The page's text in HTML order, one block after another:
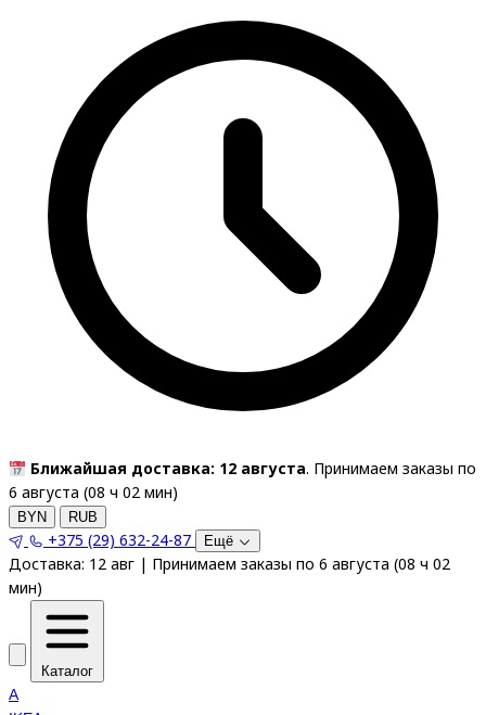
Ближайшая доставка: 12 августа. Принимаем заказы по
6 августа (08 ч 02 мин)
BYN RUB
+375 (29) 632-24-87 Ещё
Доставка: 12 авг | Принимаем заказы по 6 августа (08 ч 02
мин)
Каталог
A